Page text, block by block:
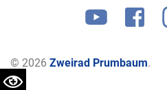
© 2026 Zweirad Prumbaum.